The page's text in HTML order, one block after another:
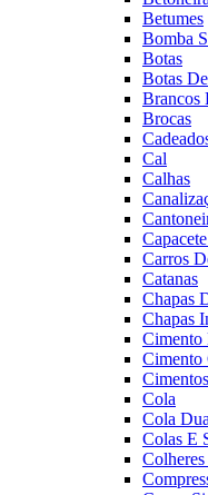
Betumes
Bomba
Botas
Botas
Brancos
Brocas
Cal
Calhas
Carros
Catanas
Chapas
Chapas
Cimento
Cimento
Cola
Cola
Colas E